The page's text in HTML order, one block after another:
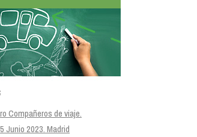
Compañeros de viaje.
Junio 2023. Madrid